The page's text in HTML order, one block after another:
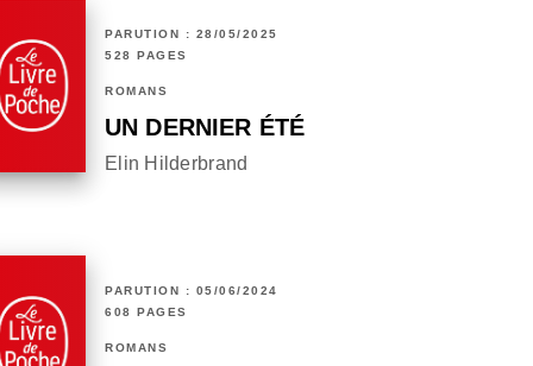
PARUTION : 28/05/2025
528 PAGES
ROMANS
UN DERNIER ÉTÉ
Elin Hilderbrand
PARUTION : 05/06/2024
608 PAGES
ROMANS